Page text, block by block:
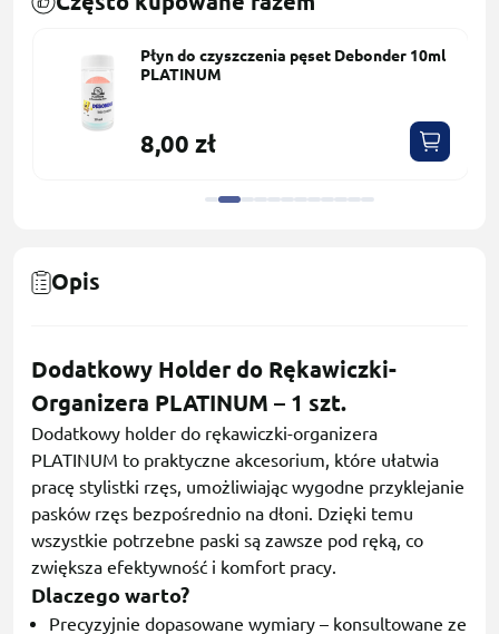
Płyn do czyszczenia pęset Debonder 10ml
PLATINUM
8,00 zł
Opis
Dodatkowy Holder do Rękawiczki-
Organizera PLATINUM – 1 szt.
Dodatkowy holder do rękawiczki-organizera
PLATINUM to praktyczne akcesorium, które ułatwia
pracę stylistki rzęs, umożliwiając wygodne przyklejanie
pasków rzęs bezpośrednio na dłoni. Dzięki temu
wszystkie potrzebne paski są zawsze pod ręką, co
zwiększa efektywność i komfort pracy.
Dlaczego warto?
Precyzyjnie dopasowane wymiary – konsultowane ze